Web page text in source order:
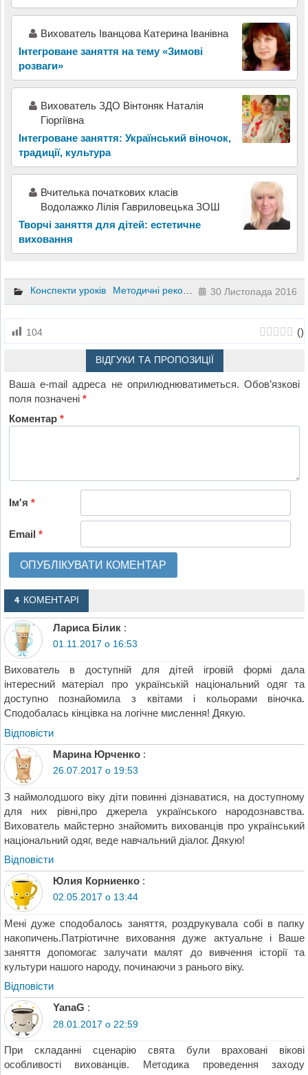
Вихователь Іванцова Катерина Іванівна
Інтегроване заняття на тему «Зимові
розваги»
Вихователь ЗДО Вінтоняк Наталія
Гіоргіївна
Інтегроване заняття: Український віночок,
традиції, культура
Вчителька початкових класів
Водолажко Лілія Гавриловецька ЗОШ
Творчі заняття для дітей: естетичне
виховання
Конспекти уроків Методичні рекомендації Дошкільне
30 Листопада 2016
104 ()
ВІДГУКИ ТА ПРОПОЗИЦІЇ
Ваша e-mail адреса не оприлюднюватиметься. Обов’язкові
поля позначені*
Коментар*
Ім'я*
Email*
4 КОМЕНТАРІ
Лариса Білик :
01.11.2017 о 16:53
Вихователь в доступній для дітей ігровій формі дала
інтересний матеріал про українській національний одяг та
доступно познайомила з квітами і кольорами віночка.
Сподобалась кінцівка на логічне мислення! Дякую.
Відповіcти
Марина Юрченко :
26.07.2017 о 19:53
З наймолодшого віку діти повинні дізнаватися, на доступному
для них рівні,про джерела українського народознавства.
Вихователь майстерно знайомить вихованців про український
національний одяг, веде навчальний діалог. Дякую!
Відповіcти
Юлия Корниенко :
02.05.2017 о 13:44
Мені дуже сподобалось заняття, роздрукувала собі в папку
накопичень.Патріотичне виховання дуже актуальне і Ваше
заняття допомогає залучати малят до вивчення історії та
культури нашого народу, починаючи з ранього віку.
Відповіcти
YanaG :
28.01.2017 о 22:59
При складанні сценарію свята були враховані вікові
особливості вихованців. Методика проведення заходу